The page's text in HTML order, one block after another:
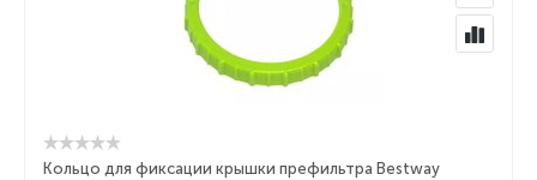
Кольцо для фиксации крышки префильтра Bestway